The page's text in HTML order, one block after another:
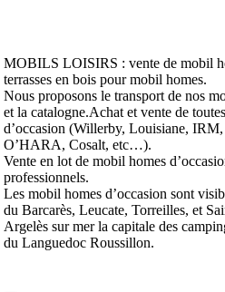
MOBILS LOISIRS : vente de mobil
terrasses en bois pour mobil homes.
Nous proposons le transport de nos
et la catalogne.Achat et vente de
d’occasion (Willerby, Louisiane,
O’HARA, Cosalt, etc…).
Vente en lot de mobil homes
professionnels.
Les mobil homes d’occasion sont
du Barcarès, Leucate, Torreilles, et
Argelès sur mer la capitale des
du Languedoc Roussillon.